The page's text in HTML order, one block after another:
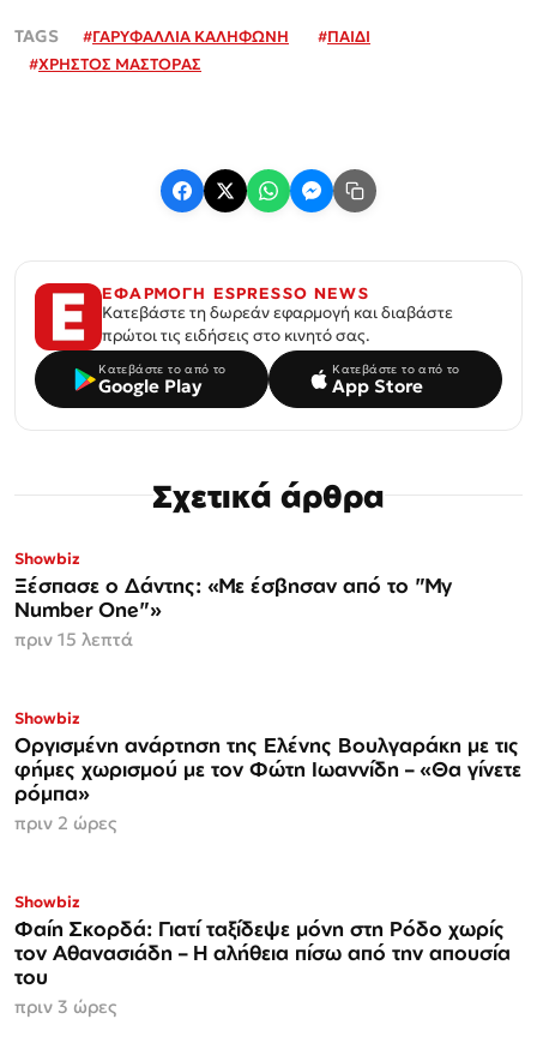
#ΓΑΡΥΦΑΛΛΙΑ ΚΑΛΗΦΩΝΗ #ΠΑΙΔΙ
#ΧΡΗΣΤΟΣ ΜΑΣΤΟΡΑΣ
ΕΦΑΡΜΟΓΗ ESPRESSO NEWS
Κατεβάστε τη δωρεάν εφαρμογή και διαβάστε
πρώτοι τις ειδήσεις στο κινητό σας.
Κατεβάστε το από το
Google Play
Κατεβάστε το από το
App Store
Σχετικά άρθρα
Showbiz
Ξέσπασε ο Δάντης: «Με έσβησαν από το "My
Number One"»
πριν 15 λεπτά
Showbiz
Οργισμένη ανάρτηση της Ελένης Βουλγαράκη με τις
φήμες χωρισμού με τον Φώτη Ιωαννίδη – «Θα γίνετε
ρόμπα»
πριν 2 ώρες
Showbiz
Φαίη Σκορδά: Γιατί ταξίδεψε μόνη στη Ρόδο χωρίς
τον Αθανασιάδη – Η αλήθεια πίσω από την απουσία
του
πριν 3 ώρες